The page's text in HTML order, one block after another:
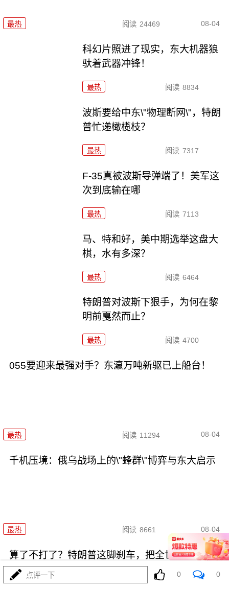
最热 阅读 24469 08-04
科幻片照进了现实，东大机器狼
驮着武器冲锋！
最热 阅读 8834
波斯要给中东\"物理断网\"，特朗
普忙递橄榄枝？
最热 阅读 7317
F-35真被波斯导弹端了！美军这
次到底输在哪
最热 阅读 7113
马、特和好，美中期选举这盘大
棋，水有多深？
最热 阅读 6464
特朗普对波斯下狠手，为何在黎
明前戛然而止？
最热 阅读 4700
055要迎来最强对手？东瀛万吨新驱已上船台！
最热 阅读 11294 08-04
千机压境：俄乌战场上的\"蜂群\"博弈与东大启示
最热 阅读 8661 08-04
算了不打了？特朗普这脚刹车，把全世界都晃吐了
点评一下 0 0